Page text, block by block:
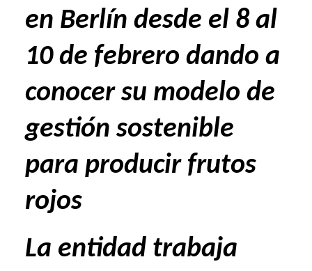
en Berlín desde el 8 al
10 de febrero dando a
conocer su modelo de
gestión sostenible
para producir frutos
rojos
La entidad trabaja